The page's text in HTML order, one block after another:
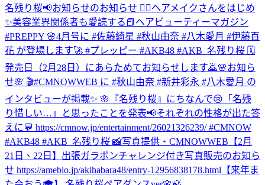
名残り桜📢お知らせのお知らせ 💆‍♀️ヘアメイクさんをはじめ
✨美容業界関係者も愛読する📕ヘアビューティーマガジン
#PREPPY 🌸4月号に #佐藤綺星 #秋山由奈 #八木愛月 #伊藤百
花 が登場します🚀 #プレッピー #AKB48 #AKB_名残り桜 🗓
発売日（2月28日）にあらためてお知らせします🙇🌸お知ら
せ🌸 🎬#CMNOWWEB に #秋山由奈 #新井彩永 #八木愛月 の
インタビューが掲載✨ 🌸『名残り桜』にちなんで😢「名残
り惜しい…」と思ったことを発表📢それぞれの性格が出た答
えに💬 https://cmnow.jp/entertainment/26021326239/ #CMNOW
#AKB48 #AKB_名残り桜 📸写真提供・CMNOWWEB 【2月
21日、22日】出張ガラポンチャレンジ付き写真販売のお知ら
せ https://ameblo.jp/akihabara48/entry-12956838178.html 【来年ま